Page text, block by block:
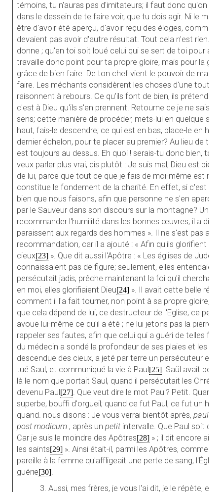
témoins, tu n'auras pas d'imitateurs; il faut donc qu'on
dans le dessein de te faire voir, que tu dois agir. Ni le
être d'avoir été aperçu, d'avoir reçu des éloges, comme
devaient pas avoir d'autre résultat. Tout cela n'est rien.
donne ; qu'en toi soit loué celui qui se sert de toi pour
travaille donc point pour ta propre gloire, mais pour la
grâce de bien faire. De ton chef vient le pouvoir de mal
faire. Les méchants considèrent les choses d'une tout
raisonnent à rebours. Ce qu'ils font de bien, ils
c'est à Dieu qu'ils s'en prennent. Retourne ce je ne sais
sens; cette manière de procéder, mets-lui en quelque
haut, fais-le descendre; ce qui est en bas, place-le en
dernier échelon, pour te placer au premier? Au lieu de
est toujours au dessus. Eh quoi ! serais-tu donc bien,
veux parler plus vrai, dis plutôt : Je suis mal, Dieu est bien
de lui, parce que tout ce que je fais de moi-même est
constitue le fondement de la charité. En effet, si c'est
bien que nous faisons, afin que personne ne s'en
par le Sauveur dans son discours sur la montagne? Un
recommander l'humilité dans les bonnes œuvres, il a dit :
paraissent aux regards des hommes ». Il ne s'est pas
recommandation, car il a ajouté : « Afin qu'ils glorifient
cieux[23] ». Que dit aussi l'Apôtre : « Les églises de
connaissaient pas de figure; seulement, elles entendaient
persécutait jadis, prêche maintenant la foi qu'il cherchait
en moi, elles glorifiaient Dieu[24] ». Il avait cette belle
comment il l'a fait tourner, non point à sa propre gloire,
que cela dépend de lui, ce destructeur de l'Eglise, ce
avoue lui-même ce qu'il a été ; ne lui jetons pas la pierre.
rappeler ses fautes, afin que celui qui a guéri de telles
du médecin a sondé la profondeur de ses plaies et les a
descendue des cieux, a jeté par terre un persécuteur et
tué Saul, et communiqué la vie à Paul[25]. Saül avait
là le nom que portait Saul, quand il persécutait les
devenu Paul[27]. Que veut dire le mot Paul? Petit.
superbe, bouffi d'orgueil; quand ce fut Paul, ce fut un
quand. nous disons : Je vous verrai bientôt après, paulo
post modicum , après un petit intervalle. Que Paul soit
Car je suis le moindre des Apôtres[28] » ; il dit encore
les saints[29] ». Ainsi était-il, parmi les Apôtres, comme
pareille à la femme qu'affligeait une perte de sang,
guérie[30].
3. Aussi, mes frères, je vous l'ai dit, je le répète, et